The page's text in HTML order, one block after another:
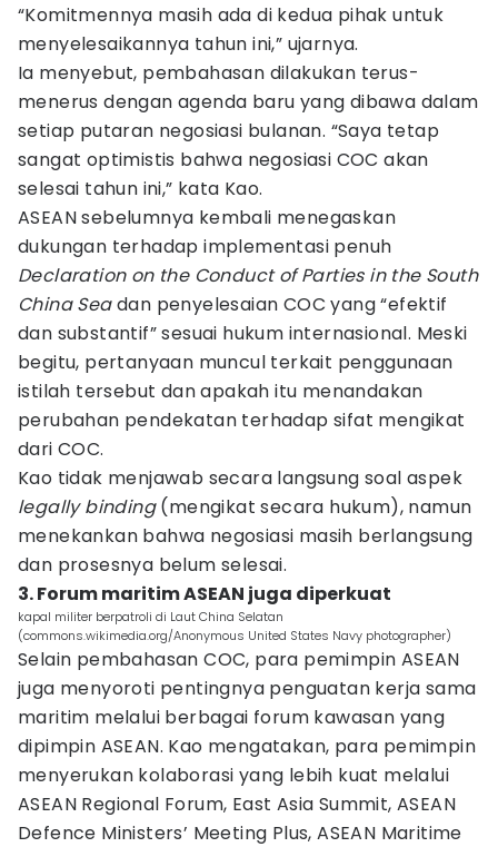
“Komitmennya masih ada di kedua pihak untuk
menyelesaikannya tahun ini,” ujarnya.
Ia menyebut, pembahasan dilakukan terus-
menerus dengan agenda baru yang dibawa dalam
setiap putaran negosiasi bulanan. “Saya tetap
sangat optimistis bahwa negosiasi COC akan
selesai tahun ini,” kata Kao.
ASEAN sebelumnya kembali menegaskan
dukungan terhadap implementasi penuh
Declaration on the Conduct of Parties in the South
China Seadan penyelesaian COC yang “efektif
dan substantif” sesuai hukum internasional. Meski
begitu, pertanyaan muncul terkait penggunaan
istilah tersebut dan apakah itu menandakan
perubahan pendekatan terhadap sifat mengikat
dari COC.
Kao tidak menjawab secara langsung soal aspek
legally binding(mengikat secara hukum), namun
menekankan bahwa negosiasi masih berlangsung
dan prosesnya belum selesai.
3. Forum maritim ASEAN juga diperkuat
kapal militer berpatroli di Laut China Selatan
(commons.wikimedia.org/Anonymous United States Navy photographer)
Selain pembahasan COC, para pemimpin ASEAN
juga menyoroti pentingnya penguatan kerja sama
maritim melalui berbagai forum kawasan yang
dipimpin ASEAN. Kao mengatakan, para pemimpin
menyerukan kolaborasi yang lebih kuat melalui
ASEAN Regional Forum, East Asia Summit, ASEAN
Defence Ministers’ Meeting Plus, ASEAN Maritime